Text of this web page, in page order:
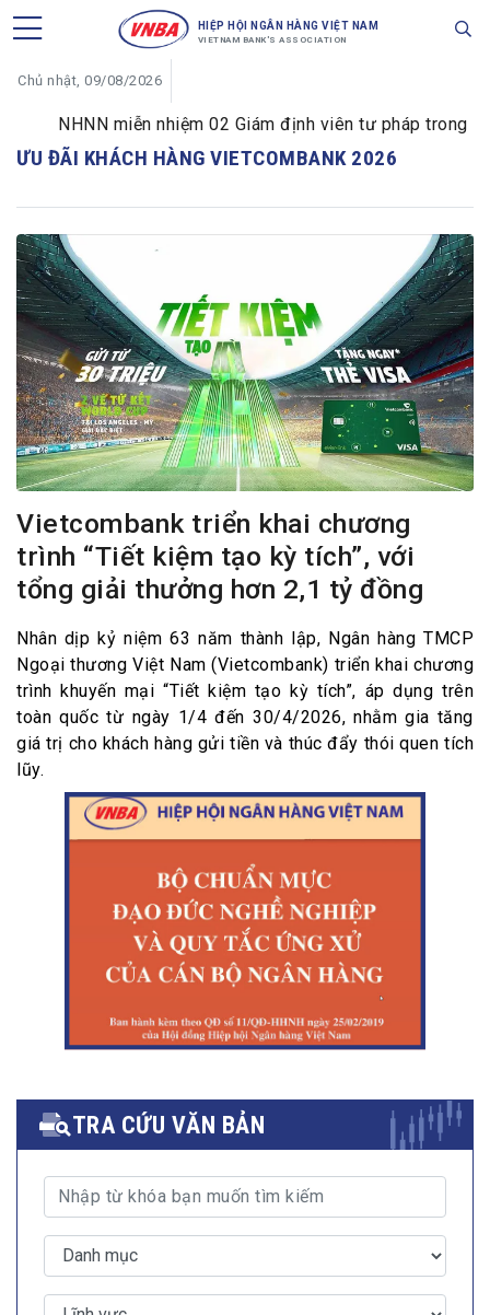
HIỆP HỘI NGÂN HÀNG VIỆT NAM
VIETNAM BANK'S ASSOCIATION
Chủ nhật, 09/08/2026
NHNN miễn nhiệm 02 Giám định viên tư pháp trong
ƯU ĐÃI KHÁCH HÀNG VIETCOMBANK 2026
Vietcombank triển khai chương
trình “Tiết kiệm tạo kỳ tích”, với
tổng giải thưởng hơn 2,1 tỷ đồng
Nhân dịp kỷ niệm 63 năm thành lập, Ngân hàng TMCP
Ngoại thương Việt Nam (Vietcombank) triển khai chương
trình khuyến mại “Tiết kiệm tạo kỳ tích”, áp dụng trên
toàn quốc từ ngày 1/4 đến 30/4/2026, nhằm gia tăng
giá trị cho khách hàng gửi tiền và thúc đẩy thói quen tích
lũy.
TRA CỨU VĂN BẢN